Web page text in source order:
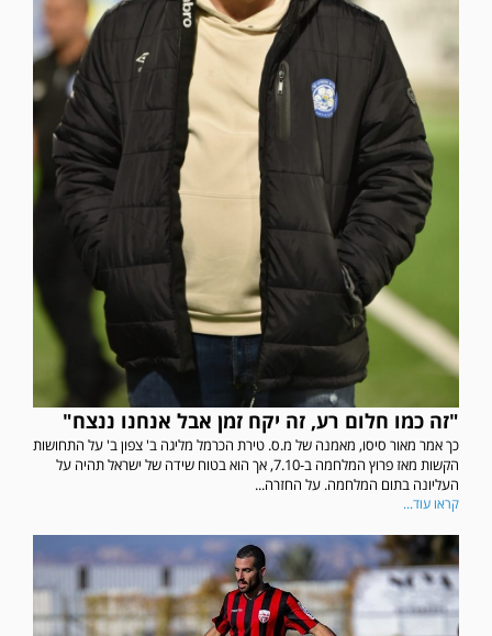
"זה כמו חלום רע, זה יקח זמן אבל אנחנו ננצח"
כך אמר מאור סיסו, מאמנה של מ.ס. טירת הכרמל מליגה ב' צפון ב' על התחושות
הקשות מאז פרוץ המלחמה ב-7.10, אך הוא בטוח שידה של ישראל תהיה על
העליונה בתום המלחמה. על החזרה...
קראו עוד...